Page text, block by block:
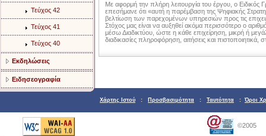
Τεύχος 42
Τεύχος 41
Τεύχος 40
Εκδηλώσεις
Ειδησεογραφία
Με αφορμή την πλήρη λειτουργία του έργου, ο
επεσήμανε ότι «αυτή η παρέμβαση της Ψηφιακής
βελτίωση των παρεχομένων υπηρεσιών προς τις
Στόχος μας είναι να αυξηθεί ακόμα περισσότερο ο
μέσω Διαδικτύου, ώστε η κάθε επιχείρηση, μικρή ή
διαδικασίες πληροφόρηση, αιτήσεις και
Χάρτης Ιστού : Προσβασιμότητα : Ταυτότητα : Όροι
©2005